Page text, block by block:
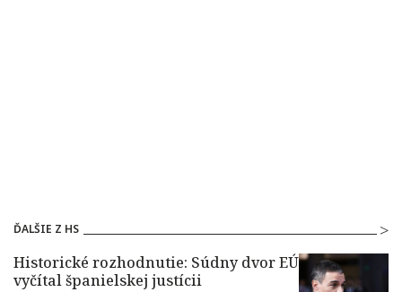
ĎALŠIE Z HS
Historické rozhodnutie: Súdny dvor EÚ
vyčítal španielskej justícii